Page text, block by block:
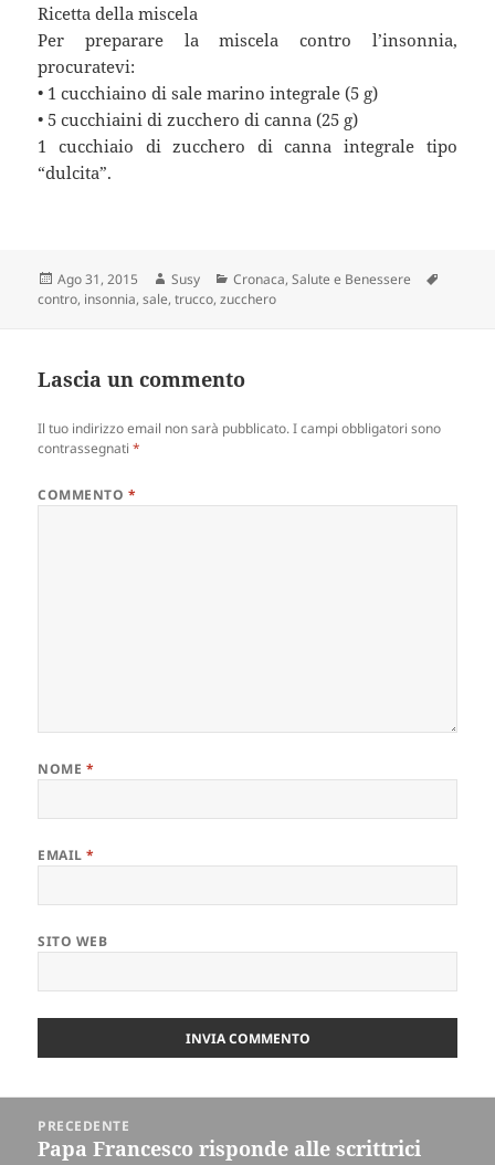
Ricetta della miscela
Per preparare la miscela contro l’insonnia,
procuratevi:
• 1 cucchiaino di sale marino integrale (5 g)
• 5 cucchiaini di zucchero di canna (25 g)
1 cucchiaio di zucchero di canna integrale tipo
“dulcita”.
Scritto
il
Ago 31, 2015 Autore
Susy Categorie
Cronaca,Salute e Benessere
contro, insonnia,sale,trucco,zucchero
Lascia un commento
Il tuo indirizzo email non sarà pubblicato. I campi obbligatori sono
contrassegnati*
COMMENTO *
NOME *
EMAIL*
SITO WEB
articoliPRECEDENTE
Articolo
Papa Francesco risponde alle scrittrici